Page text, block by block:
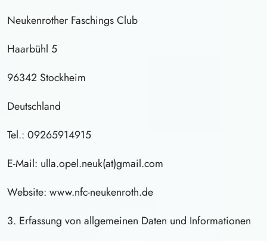
Neukenrother Faschings Club
Haarbühl 5
96342 Stockheim
Deutschland
Tel.: 09265914915
E-Mail: ulla.opel.neuk(at)gmail.com
Website: www.nfc-neukenroth.de
3. Erfassung von allgemeinen Daten und Informationen